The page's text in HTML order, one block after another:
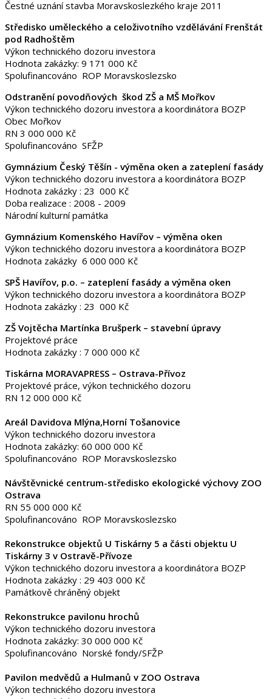
Čestné uznání stavba Moravskoslezkého kraje 2011
Středisko uměleckého a celoživotního vzdělávání Frenštát
pod Radhoštěm
Výkon technického dozoru investora
Hodnota zakázky: 9 171 000 Kč
Spolufinancováno ROP Moravskoslezsko
Odstranění povodňových škod ZŠ a MŠ Mořkov
Výkon technického dozoru investora a koordinátora BOZP
Obec Mořkov
RN 3 000 000 Kč
Spolufinancováno SFŽP
Gymnázium Český Těšín - výměna oken a zateplení fasády
Výkon technického dozoru investora a koordinátora BOZP
Hodnota zakázky : 23 000 Kč
Doba realizace : 2008 - 2009
Národní kulturní památka
Gymnázium Komenského Havířov – výměna oken
Výkon technického dozoru investora a koordinátora BOZP
Hodnota zakázky 6 000 000 Kč
SPŠ Havířov, p.o. – zateplení fasády a výměna oken
Výkon technického dozoru investora a koordinátora BOZP
Hodnota zakázky : 23 000 Kč
ZŠ Vojtěcha Martínka Brušperk – stavební úpravy
Projektové práce
Hodnota zakázky : 7 000 000 Kč
Tiskárna MORAVAPRESS – Ostrava-Přívoz
Projektové práce, výkon technického dozoru
RN 12 000 000 Kč
Areál Davidova Mlýna,Horní Tošanovice
Výkon technického dozoru investora
Hodnota zakázky: 60 000 000 Kč
Spolufinancováno ROP Moravskoslezsko
Návštěvnické centrum-středisko ekologické výchovy ZOO
Ostrava
RN 55 000 000 Kč
Spolufinancováno ROP Moravskoslezsko
Rekonstrukce objektů U Tiskárny 5 a části objektu U
Tiskárny 3 v Ostravě-Přívoze
Výkon technického dozoru investora a koordinátora BOZP
Hodnota zakázky : 29 403 000 Kč
Památkově chráněný objekt
Rekonstrukce pavilonu hrochů
Výkon technického dozoru investora
Hodnota zakázky: 30 000 000 Kč
Spolufinancováno Norské fondy/SFŽP
Pavilon medvědů a Hulmanů v ZOO Ostrava
Výkon technického dozoru investora